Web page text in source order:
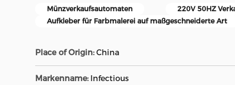
Münzverkaufsautomaten
220V 50HZ
Aufkleber für Farbmalerei auf maßgeschneiderte Art
Place of Origin: China
Markenname: Infectious